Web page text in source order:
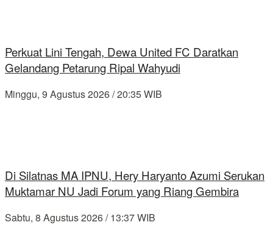
Perkuat Lini Tengah, Dewa United FC Daratkan
Gelandang Petarung Ripal Wahyudi
Minggu, 9 Agustus 2026 / 20:35 WIB
Di Silatnas MA IPNU, Hery Haryanto Azumi Serukan
Muktamar NU Jadi Forum yang Riang Gembira
Sabtu, 8 Agustus 2026 / 13:37 WIB